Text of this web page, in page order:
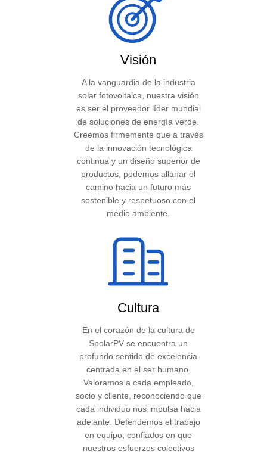
Visión
A la vanguardia de la industria
solar fotovoltaica, nuestra visión
es ser el proveedor líder mundial
de soluciones de energía verde.
Creemos firmemente que a través
de la innovación tecnológica
continua y un diseño superior de
productos, podemos allanar el
camino hacia un futuro más
sostenible y respetuoso con el
medio ambiente.
Cultura
En el corazón de la cultura de
SpolarPV se encuentra un
profundo sentido de excelencia
centrada en el ser humano.
Valoramos a cada empleado,
socio y cliente, reconociendo que
cada individuo nos impulsa hacia
adelante. Defendemos el trabajo
en equipo, confiados en que
nuestros esfuerzos colectivos